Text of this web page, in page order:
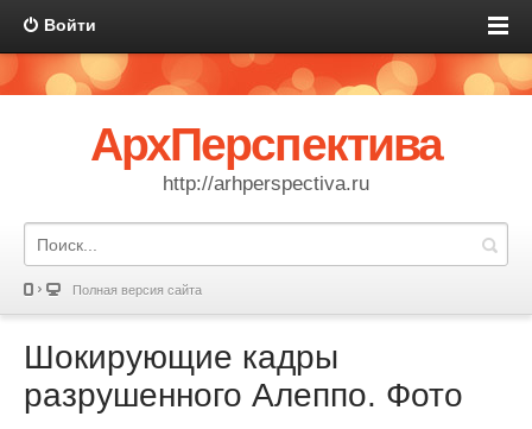
Войти
АрхПерспектива
http://arhperspectiva.ru
Полная версия сайта
Шокирующие кадры
разрушенного Алеппо. Фото